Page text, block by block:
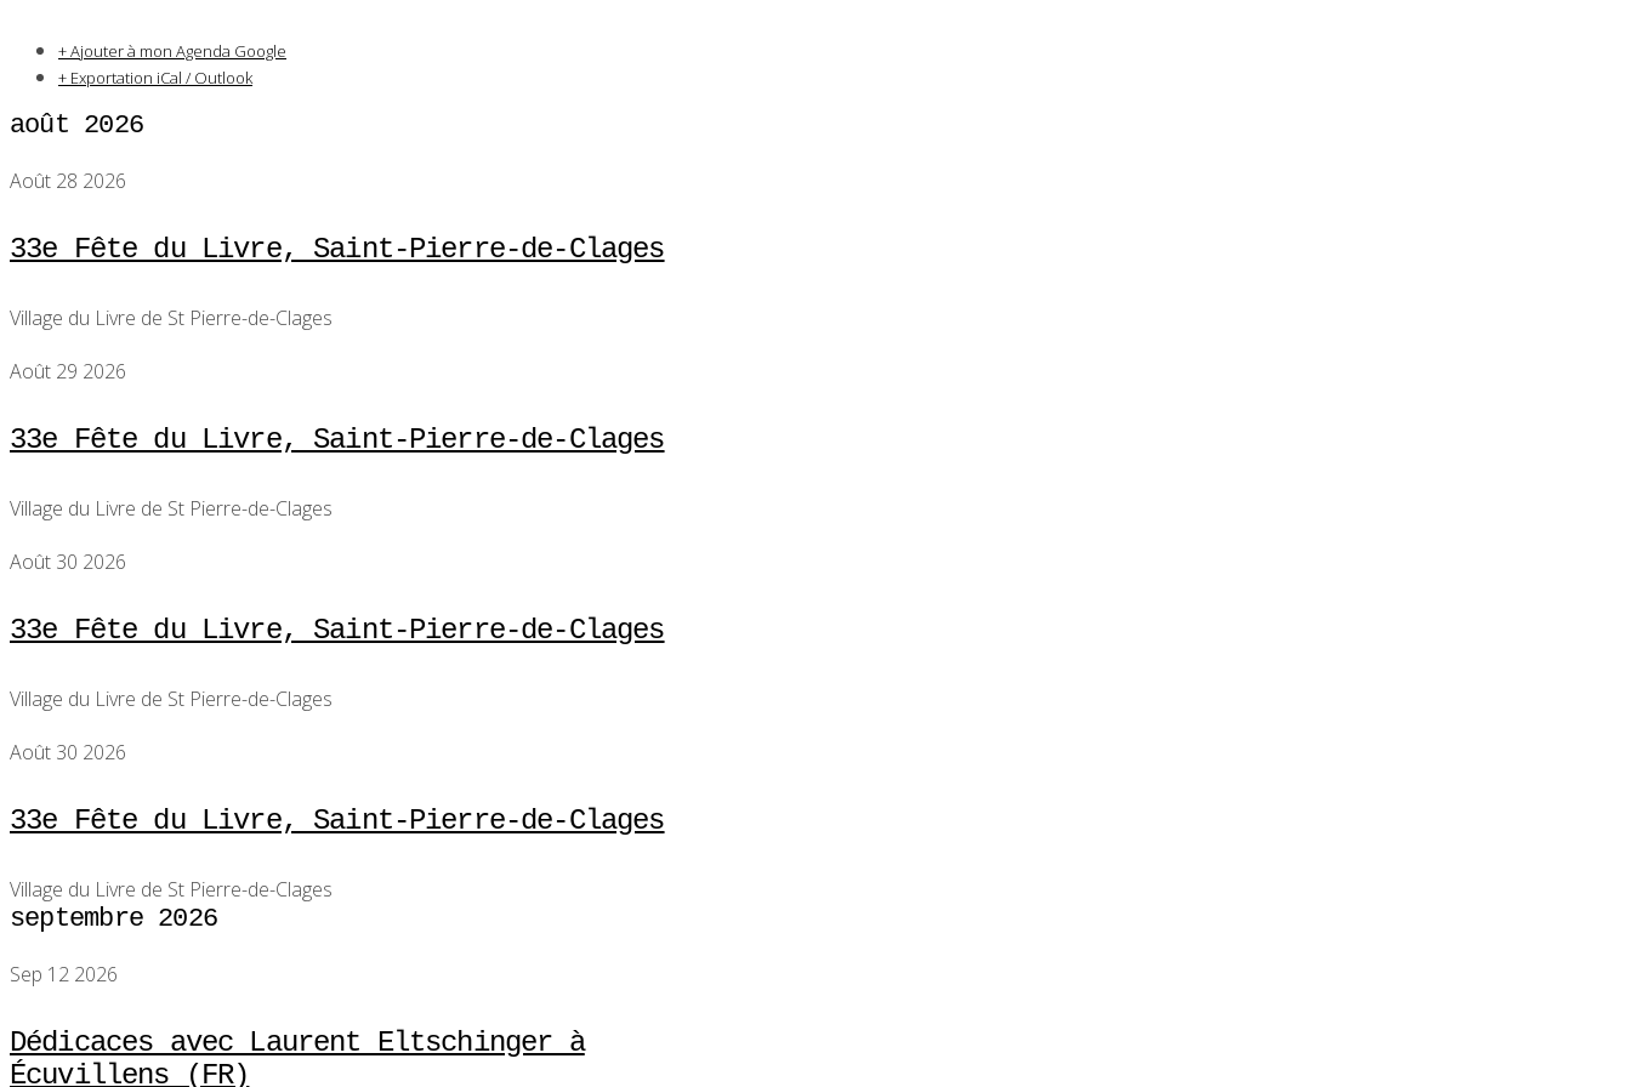
+ Ajouter à mon Agenda Google
+ Exportation iCal / Outlook
août 2026
Août 28 2026
33e Fête du Livre, Saint-Pierre-de-Clages
Village du Livre de St Pierre-de-Clages
Août 29 2026
33e Fête du Livre, Saint-Pierre-de-Clages
Village du Livre de St Pierre-de-Clages
Août 30 2026
33e Fête du Livre, Saint-Pierre-de-Clages
Village du Livre de St Pierre-de-Clages
Août 30 2026
33e Fête du Livre, Saint-Pierre-de-Clages
Village du Livre de St Pierre-de-Clages
septembre 2026
Sep 12 2026
Dédicaces avec Laurent Eltschinger à
Écuvillens (FR)